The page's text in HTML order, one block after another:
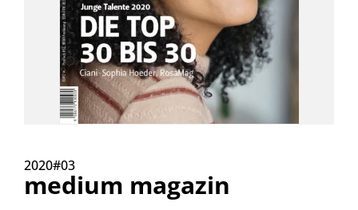
2020#03
medium magazin